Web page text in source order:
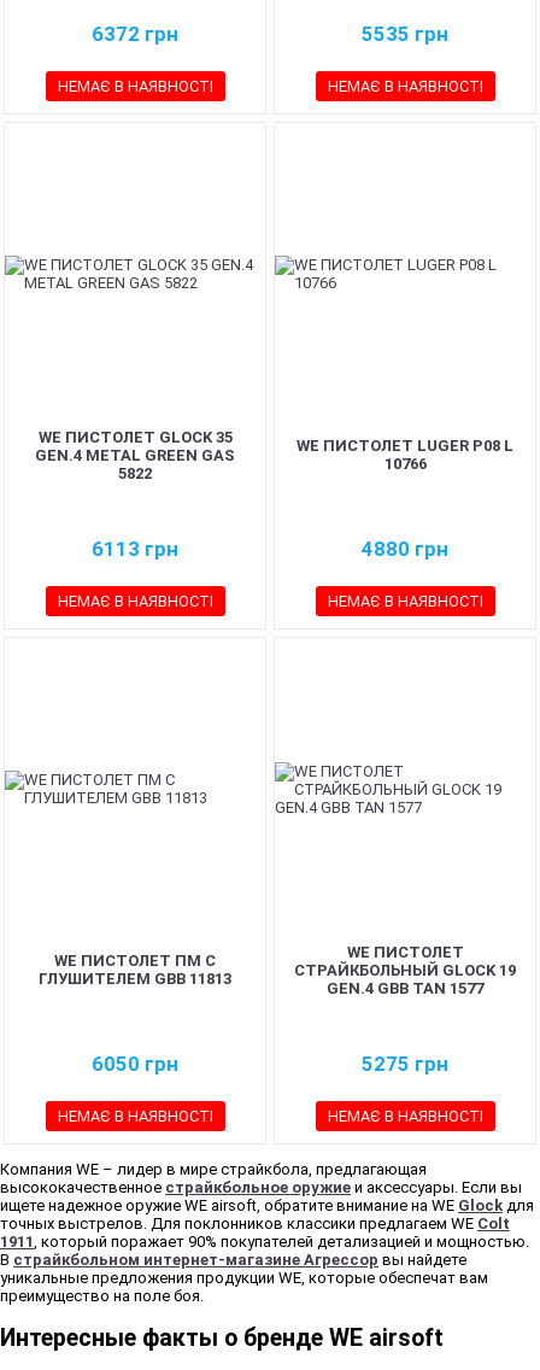
6372 грн
НЕМАЄ В НАЯВНОСТІ
5535 грн
НЕМАЄ В НАЯВНОСТІ
WE ПИСТОЛЕТ GLOCK 35
GEN.4 METAL GREEN GAS
5822
6113 грн
НЕМАЄ В НАЯВНОСТІ
WE ПИСТОЛЕТ LUGER P08 L
10766
4880 грн
НЕМАЄ В НАЯВНОСТІ
WE ПИСТОЛЕТ ПМ С
ГЛУШИТЕЛЕМ GBB 11813
6050 грн
НЕМАЄ В НАЯВНОСТІ
WE ПИСТОЛЕТ
СТРАЙКБОЛЬНЫЙ GLOCK 19
GEN.4 GBB TAN 1577
5275 грн
НЕМАЄ В НАЯВНОСТІ
Компания WE – лидер в мире страйкбола, предлагающая
высококачественное страйкбольное оружие и аксессуары. Если вы
ищете надежное оружие WE airsoft, обратите внимание на WE Glock для
точных выстрелов. Для поклонников классики предлагаем WE Colt
1911, который поражает 90% покупателей детализацией и мощностью.
В страйкбольном интернет-магазине Агрессор вы найдете
уникальные предложения продукции WE, которые обеспечат вам
преимущество на поле боя.
Интересные факты о бренде WE airsoft